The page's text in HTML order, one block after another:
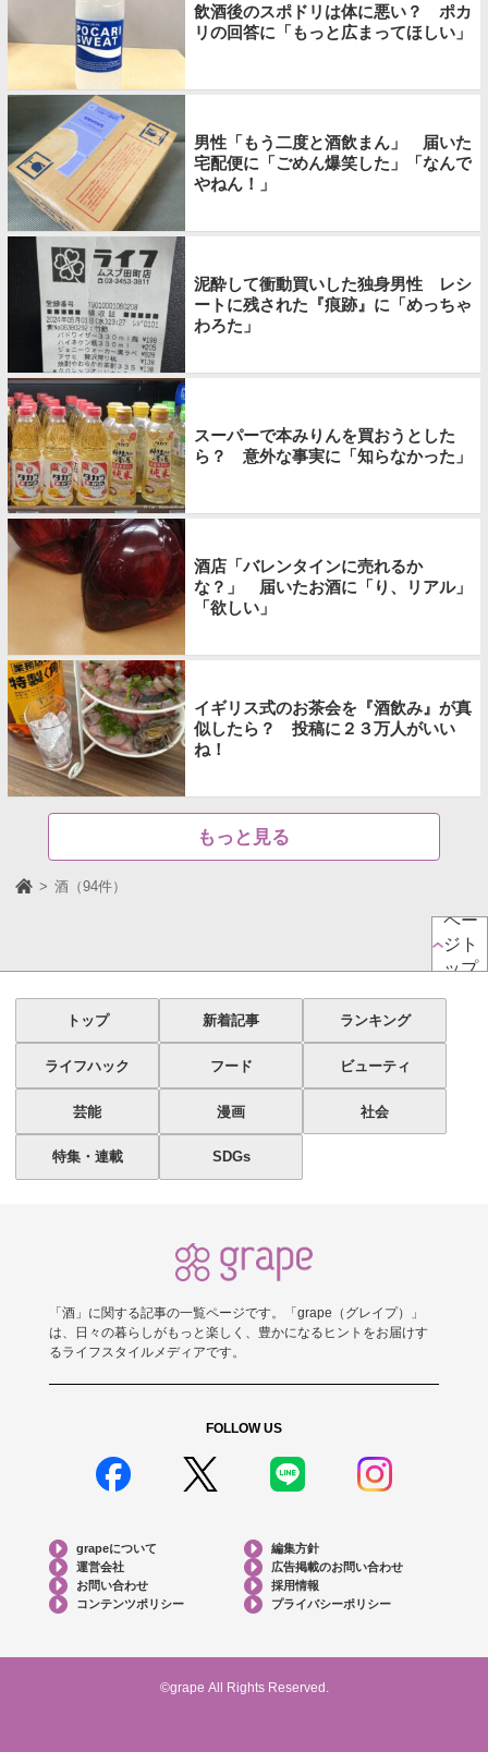
飲酒後のスポドリは体に悪い？ ポカ
リの回答に「もっと広まってほしい」
男性「もう二度と酒飲まん」 届いた
宅配便に「ごめん爆笑した」「なんで
やねん！」
泥酔して衝動買いした独身男性 レシ
ートに残された『痕跡』に「めっちゃ
わろた」
スーパーで本みりんを買おうとした
ら？ 意外な事実に「知らなかった」
酒店「バレンタインに売れるか
な？」 届いたお酒に「り、リアル」
「欲しい」
イギリス式のお茶会を『酒飲み』が真
似したら？ 投稿に２３万人がいい
ね！
もっと見る
酒（94件）
ペー
ジト
ップ
トップ 新着記事 ランキング
ライフハック フード ビューティ
芸能 漫画 社会
特集・連載 SDGs
「酒」に関する記事の一覧ページです。「grape（グレイプ）」
は、日々の暮らしがもっと楽しく、豊かになるヒントをお届けす
るライフスタイルメディアです。
FOLLOW US
grapeについて
編集方針
運営会社
広告掲載のお問い合わせ
お問い合わせ
採用情報
コンテンツポリシー
プライバシーポリシー
©grape All Rights Reserved.